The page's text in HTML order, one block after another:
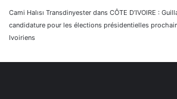
Cami Halısı Transdinyester dans CÔTE D’IVOIRE :
candidature pour les élections présidentielles
Ivoiriens